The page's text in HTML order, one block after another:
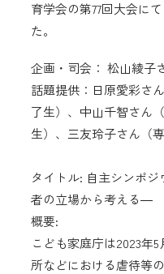
育学会の第77回大会に
た。
企画・司会： 松山綾子
話題提供：日原愛彩さ
了生）、中山千智さん
生）、三友玲子さん（
タイトル: 自主シンポ
者の立場から考える―
概要:
こども家庭庁は2023年
所などにおける虐待等